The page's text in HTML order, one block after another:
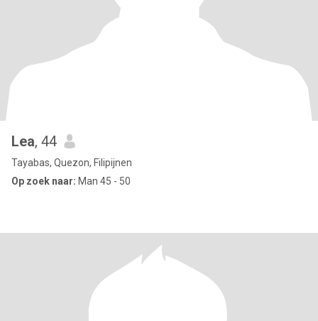
Lea, 44
Tayabas, Quezon, Filipijnen
Op zoek naar: Man 45 - 50